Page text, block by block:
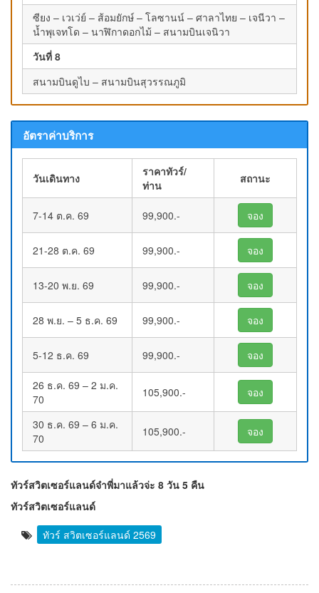
ซียง – เวเว่ย์ – ส้อมยักษ์ – โลซานน์ – ศาลาไทย – เจนีวา –
น้ำพุเจทโด – นาฬิกาดอกไม้ – สนามบินเจนิวา
วันที่ 8
สนามบินดูไบ – สนามบินสุวรรณภูมิ
อัตราค่าบริการ
วันเดินทาง
ราคาทัวร์/
ท่าน
สถานะ
7-14 ต.ค. 69 99,900.- จอง
21-28 ต.ค. 69 99,900.- จอง
13-20 พ.ย. 69 99,900.- จอง
28 พ.ย. – 5 ธ.ค. 69 99,900.- จอง
5-12 ธ.ค. 69 99,900.- จอง
26 ธ.ค. 69 – 2 ม.ค.
70
105,900.- จอง
30 ธ.ค. 69 – 6 ม.ค.
70
105,900.- จอง
ทัวร์สวิตเซอร์แลนด์จ๋าพี่มาแล้วจ่ะ 8 วัน 5 คืน
ทัวร์สวิตเซอร์แลนด์
ทัวร์ สวิตเซอร์แลนด์ 2569